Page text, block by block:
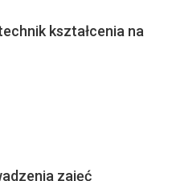
kształcenia na
zajęć